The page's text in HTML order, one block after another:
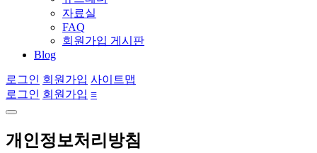
자료실
FAQ
회원가입 게시판
Blog
로그인 회원가입 사이트맵
로그인 회원가입 ≡
개인정보처리방침